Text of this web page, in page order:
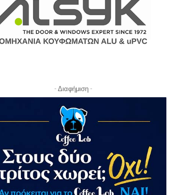
- Διαφήμιση -